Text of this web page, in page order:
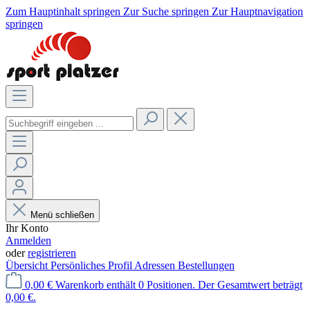
Zum Hauptinhalt springen Zur Suche springen Zur Hauptnavigation
springen
Menü schließen
Ihr Konto
Anmelden
oderregistrieren
Übersicht Persönliches Profil Adressen Bestellungen
0,00 € Warenkorb enthält 0 Positionen. Der Gesamtwert beträgt
0,00 €.